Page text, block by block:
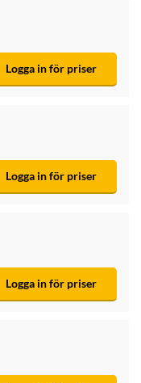
Logga in för priser
Logga in för priser
Logga in för priser